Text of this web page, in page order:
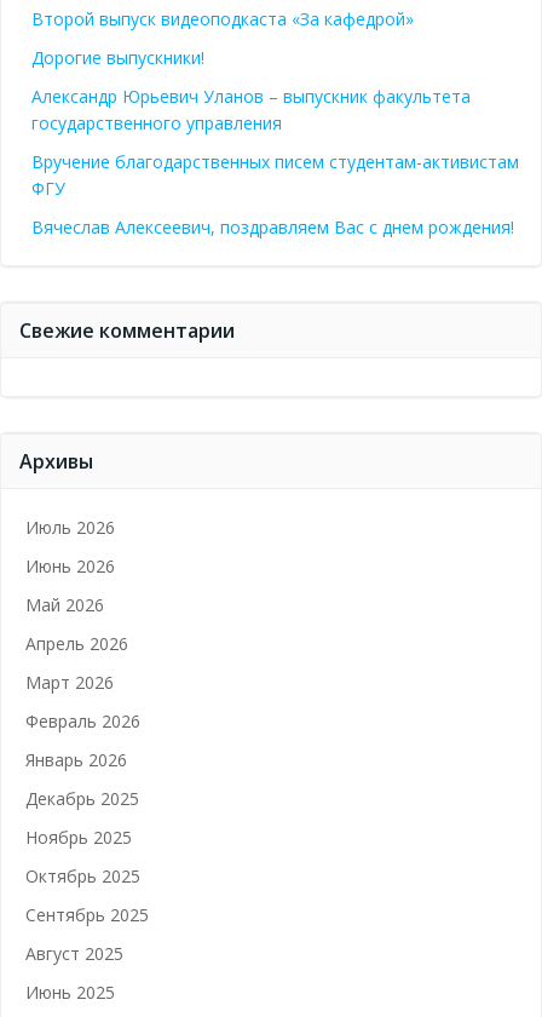
Второй выпуск видеоподкаста «За кафедрой»
Дорогие выпускники!
Александр Юрьевич Уланов – выпускник факультета
государственного управления
Вручение благодарственных писем студентам-активистам
ФГУ
Вячеслав Алексеевич, поздравляем Вас с днем рождения!
Свежие комментарии
Архивы
Июль 2026
Июнь 2026
Май 2026
Апрель 2026
Март 2026
Февраль 2026
Январь 2026
Декабрь 2025
Ноябрь 2025
Октябрь 2025
Сентябрь 2025
Август 2025
Июнь 2025